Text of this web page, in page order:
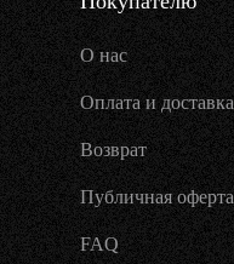
О нас
Оплата и доставка
Возврат
Публичная оферта
FAQ